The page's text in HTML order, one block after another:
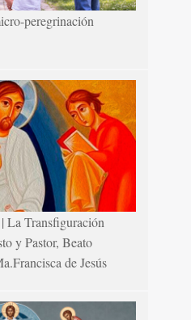
peregrinación
La Transfiguración
y Pastor, Beato
de Jesús